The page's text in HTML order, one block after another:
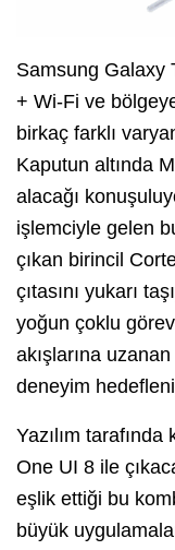
Samsung Galaxy
+ Wi‑Fi ve
birkaç farklı
Kaputun altında
alacağı
işlemciyle gelen
çıkan birincil
çıtasını yukarı
yoğun çoklu
akışlarına
deneyim
Yazılım
One UI 8 ile
eşlik ettiği bu
büyük